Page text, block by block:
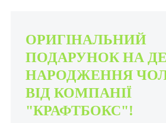
ОРИГІНАЛЬНИЙ
ПОДАРУНОК НА
НАРОДЖЕННЯ
ВІД КОМПАНІЇ
"КРАФТБОКС"!